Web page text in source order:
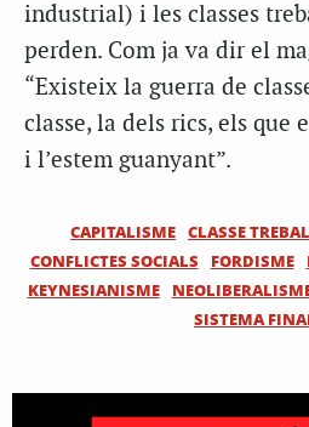
industrial) i les classes
perden. Com ja va dir el
“Existeix la guerra de
classe, la dels rics, els que
i l’estem guanyant”.
CAPITALISME CLASSE
CONFLICTES SOCIALS
FORDISME
KEYNESIANISME
SISTEMA